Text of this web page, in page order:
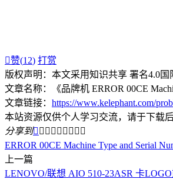
赞(12) 打赏
版权声明：本文采用知识共享 署名4.0
文章名称：《品牌机 ERROR 00CE
文章链接： https://www.kelephant.com/
本站资源仅供个人学习交流，请于下载
分享到        
ERROR 00CE Machine Type and Serial
上一篇
LENOVO/联想 AIO 510-23ASR 卡